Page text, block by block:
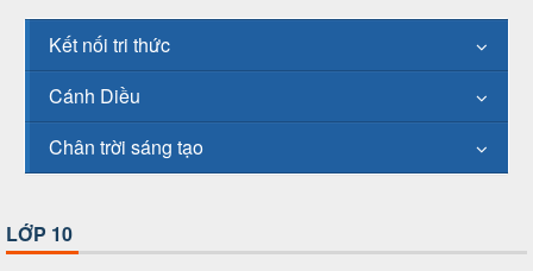
Kết nối tri thức
Cánh Diều
Chân trời sáng tạo
LỚP 10